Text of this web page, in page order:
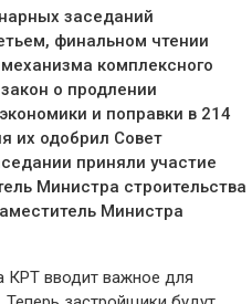
заседаний
финальном чтении
комплексного
о продлении
и поправки в 214
их одобрил Совет
приняли участие
Министра строительства
Министра
КРТ вводит важное для